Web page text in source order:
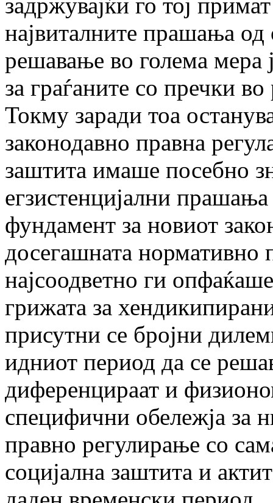
задржувајќи го тој
највиталните прашања
решавање во голема мера
за граѓаните со пречки
Токму заради тоа
законодавно правна
заштита имаше посебно
егзистенцијални
фундамент за новиот
досегашната нормативно
најсоодветно ги
грижата за
присутни се бројни
идниот период да се
диференцираат и
специфични обележја за
правно регулирање со
социјална заштита и